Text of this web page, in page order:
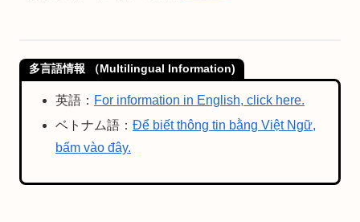
多言語情報 （Multilingual Information)
英語： For information in English, click here.
ベトナム語： Để biết thông tin bằng Việt Ngữ,
bấm vào đây.